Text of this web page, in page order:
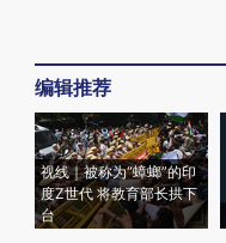
编辑推荐
视线｜被称为“蟑螂”的印
度Z世代 将教育部长拱下
台